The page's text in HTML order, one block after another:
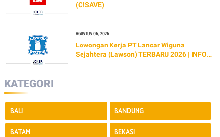
(O!SAVE)
AGUSTUS 06, 2026
Lowongan Kerja PT Lancar Wiguna
Sejahtera (Lawson) TERBARU 2026 | INFO
KATEGORI
BALI BANDUNG
BATAM BEKASI